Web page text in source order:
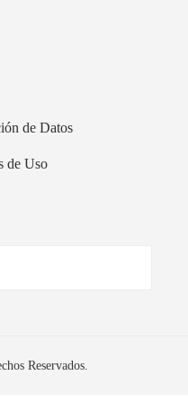
de Datos
de Uso
Reservados.